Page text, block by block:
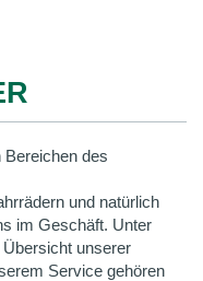
Bereichen des
und natürlich
im Geschäft. Unter
unserer
Service gehören